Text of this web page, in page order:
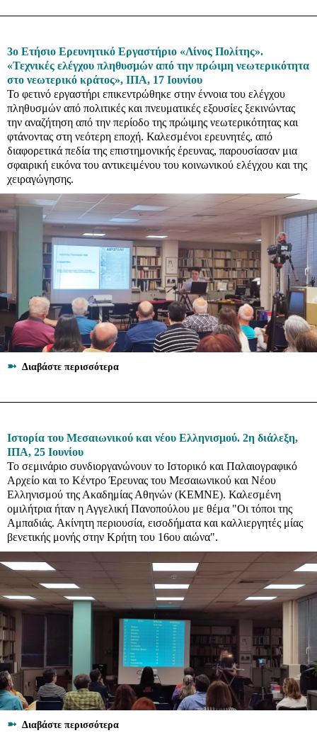
3ο Ετήσιο Ερευνητικό Εργαστήριο «Λίνος Πολίτης».
«Τεχνικές ελέγχου πληθυσμών από την πρώιμη νεωτερικότητα
στο νεωτερικό κράτος», ΙΠΑ, 17 Ιουνίου
Το φετινό εργαστήρι επικεντρώθηκε στην έννοια του ελέγχου
πληθυσμών από πολιτικές και πνευματικές εξουσίες ξεκινώντας
την αναζήτηση από την περίοδο της πρώιμης νεωτερικότητας και
φτάνοντας στη νεότερη εποχή. Καλεσμένοι ερευνητές, από
διαφορετικά πεδία της επιστημονικής έρευνας, παρουσίασαν μια
σφαιρική εικόνα του αντικειμένου του κοινωνικού ελέγχου και της
χειραγώγησης.
➼ Διαβάστε περισσότερα
Ιστορία του Μεσαιωνικού και νέου Ελληνισμού. 2η διάλεξη,
ΙΠΑ, 25 Ιουνίου
Το σεμινάριο συνδιοργανώνουν το Ιστορικό και Παλαιογραφικό
Αρχείο και το Κέντρο Έρευνας του Μεσαιωνικού και Νέου
Ελληνισμού της Ακαδημίας Αθηνών (ΚΕΜΝΕ). Καλεσμένη
ομιλήτρια ήταν η Αγγελική Πανοπούλου με θέμα "Οι τόποι της
Αμπαδιάς. Ακίνητη περιουσία, εισοδήματα και καλλιεργητές μίας
βενετικής μονής στην Κρήτη του 16ου αιώνα".
➼ Διαβάστε περισσότερα